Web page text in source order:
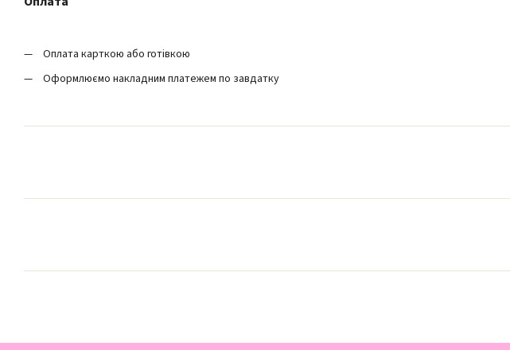
Оплата карткою або готівкою
Оформлюємо накладним платежем по завдатку